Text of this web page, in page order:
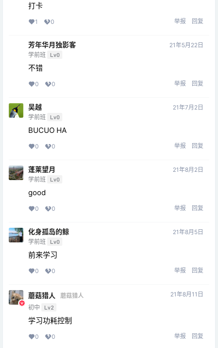
打卡
1 0 举报 回复
芳年华月独影客
学前班 Lv0
21年5月22日
不错
0 0 举报 回复
吴越
学前班 Lv0
21年7月2日
BUCUO HA
0 0 举报 回复
蓬莱望月
学前班 Lv0
21年8月2日
good
0 0 举报 回复
化身孤岛的鲸
学前班 Lv0
21年8月5日
前来学习
0 0 举报 回复
蘑菇猎人
蘑菇猎人
初中
Lv2
21年8月11日
学习功耗控制
0 0 举报 回复